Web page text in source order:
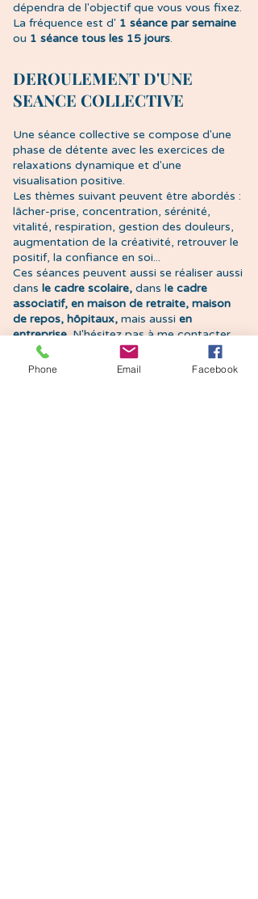
dépendra de l'objectif que vous vous fixez.
La fréquence est d' 1 séance par semaine
ou 1 séance tous les 15 jours.
DEROULEMENT D'UNE
SEANCE COLLECTIVE
Une séance collective se compose d'une
phase de détente avec les exercices de
relaxations dynamique et d'une
visualisation positive.
Les thèmes suivant peuvent être abordés :
lâcher-prise, concentration, sérénité,
vitalité, respiration, gestion des douleurs,
augmentation de la créativité, retrouver le
positif, la confiance en soi...
Ces séances peuvent aussi se réaliser aussi
dans le cadre scolaire, dans le cadre
associatif, en maison de retraite, maison
de repos, hôpitaux, mais aussi en
entreprise. N'hésitez pas à me contacter
pour tout renseignement.
Phone Email Facebook